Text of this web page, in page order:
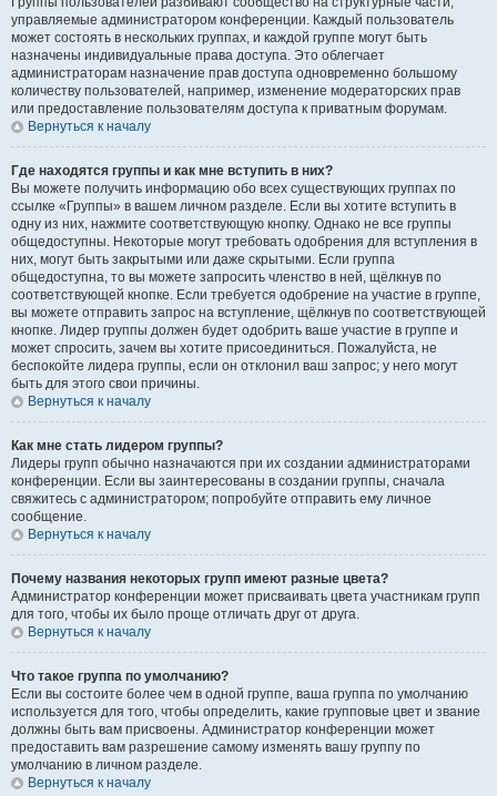
управляемые администратором конференции. Каждый пользователь
может состоять в нескольких группах, и каждой группе могут быть
назначены индивидуальные права доступа. Это облегчает
администраторам назначение прав доступа одновременно большому
количеству пользователей, например, изменение модераторских прав
или предоставление пользователям доступа к приватным форумам.
Вернуться к началу
Где находятся группы и как мне вступить в них?
Вы можете получить информацию обо всех существующих группах по
ссылке «Группы» в вашем личном разделе. Если вы хотите вступить в
одну из них, нажмите соответствующую кнопку. Однако не все группы
общедоступны. Некоторые могут требовать одобрения для вступления в
них, могут быть закрытыми или даже скрытыми. Если группа
общедоступна, то вы можете запросить членство в ней, щёлкнув по
соответствующей кнопке. Если требуется одобрение на участие в группе,
вы можете отправить запрос на вступление, щёлкнув по соответствующей
кнопке. Лидер группы должен будет одобрить ваше участие в группе и
может спросить, зачем вы хотите присоединиться. Пожалуйста, не
беспокойте лидера группы, если он отклонил ваш запрос; у него могут
быть для этого свои причины.
Вернуться к началу
Как мне стать лидером группы?
Лидеры групп обычно назначаются при их создании администраторами
конференции. Если вы заинтересованы в создании группы, сначала
свяжитесь с администратором; попробуйте отправить ему личное
сообщение.
Вернуться к началу
Почему названия некоторых групп имеют разные цвета?
Администратор конференции может присваивать цвета участникам групп
для того, чтобы их было проще отличать друг от друга.
Вернуться к началу
Что такое группа по умолчанию?
Если вы состоите более чем в одной группе, ваша группа по умолчанию
используется для того, чтобы определить, какие групповые цвет и звание
должны быть вам присвоены. Администратор конференции может
предоставить вам разрешение самому изменять вашу группу по
умолчанию в личном разделе.
Вернуться к началу